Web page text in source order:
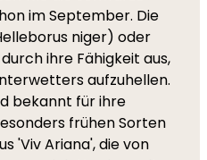
im September. Die
niger) oder
ihre Fähigkeit aus,
aufzuhellen.
bekannt für ihre
frühen Sorten
'Viv Ariana', die von